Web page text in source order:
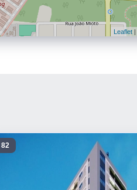
Leaflet
82